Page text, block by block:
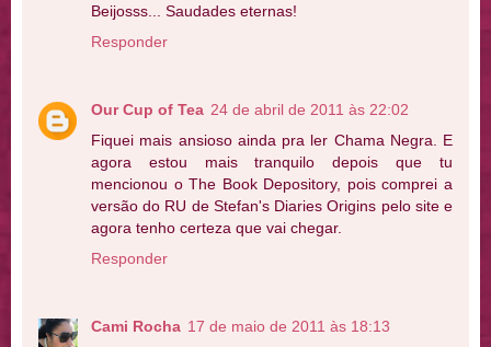
Beijosss... Saudades eternas!
Responder
Our Cup of Tea 24 de abril de 2011 às 22:02
Fiquei mais ansioso ainda pra ler Chama Negra. E
agora estou mais tranquilo depois que tu
mencionou o The Book Depository, pois comprei a
versão do RU de Stefan's Diaries Origins pelo site e
agora tenho certeza que vai chegar.
Responder
Cami Rocha 17 de maio de 2011 às 18:13